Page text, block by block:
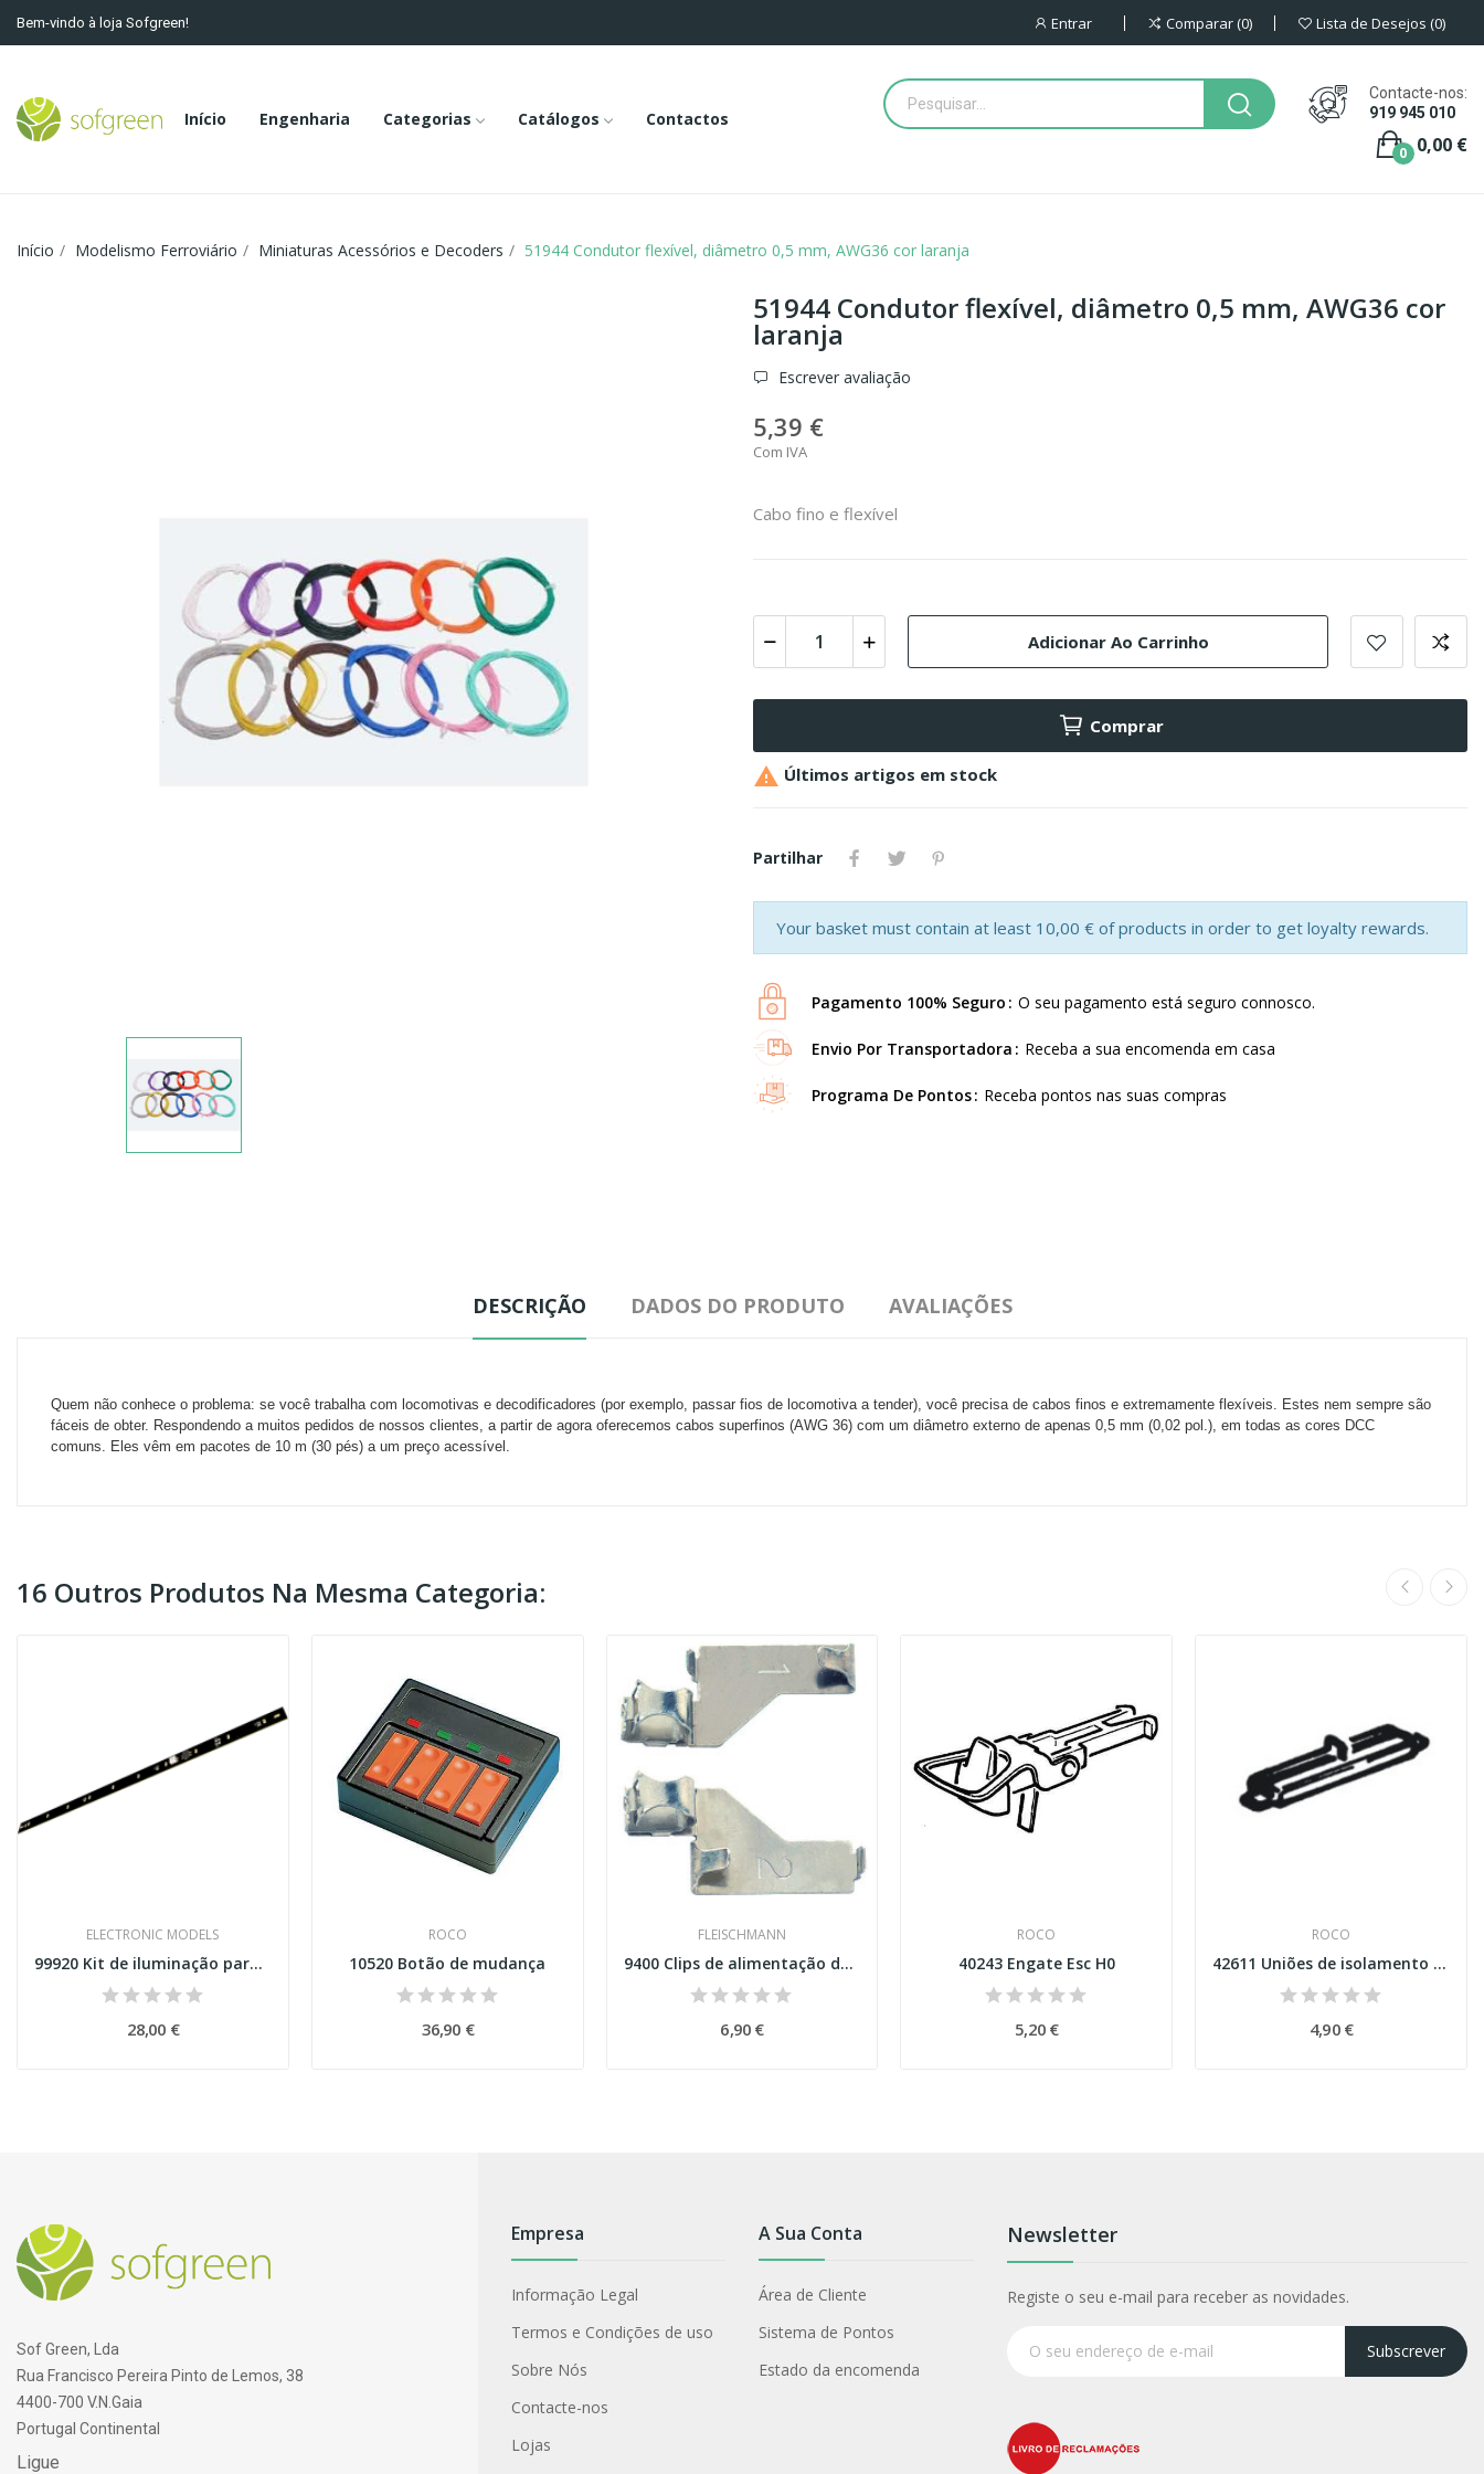
Bem-vindo à loja Sofgreen! Entrar Comparar 0 Lista de Desejos 0
Início Engenharia Categorias Catálogos Contactos
Contacte-nos:
919 945 010
0,00 €
0
Início Modelismo Ferroviário Miniaturas Acessórios e Decoders 51944 Condutor flexível, diâmetro 0,5 mm, AWG36 cor laranja
51944 Condutor flexível, diâmetro 0,5 mm, AWG36 cor
laranja
Escrever avaliação
5,39 €
Com IVA
Cabo fino e flexível
Adicionar Ao Carrinho
Comprar
 Últimos artigos em stock
Partilhar
Your basket must contain at least 10,00 € of products in order to get loyalty rewards.
Pagamento 100% Seguro O seu pagamento está seguro connosco.
Envio Por Transportadora Receba a sua encomenda em casa
Programa De Pontos Receba pontos nas suas compras
DESCRIÇÃO DADOS DO PRODUTO AVALIAÇÕES
Quem não conhece o problema: se você trabalha com locomotivas e decodificadores (por exemplo, passar fios de locomotiva a tender), você precisa de cabos finos e extremamente flexíveis. Estes nem sempre são
fáceis de obter. Respondendo a muitos pedidos de nossos clientes, a partir de agora oferecemos cabos superfinos (AWG 36) com um diâmetro externo de apenas 0,5 mm (0,02 pol.), em todas as cores DCC
comuns. Eles vêm em pacotes de 10 m (30 pés) a um preço acessível.
16 Outros Produtos Na Mesma Categoria:
ELECTRONIC MODELS
99920 Kit de iluminação para 2 carruagens...
28,00 €
ROCO
10520 Botão de mudança
36,90 €
FLEISCHMANN
9400 Clips de alimentação de trilho, 2 x polo...
6,90 €
ROCO
40243 Engate Esc H0
5,20 €
ROCO
42611 Uniões de isolamento para carris Geo Line...
4,90 €
Sof Green, Lda
Rua Francisco Pereira Pinto de Lemos, 38
4400-700 V.N.Gaia
Portugal Continental
Ligue
Empresa
Informação Legal
Termos e Condições de uso
Sobre Nós
Contacte-nos
Lojas
A Sua Conta
Área de Cliente
Sistema de Pontos
Estado da encomenda
Newsletter
Registe o seu e-mail para receber as novidades.
Subscrever